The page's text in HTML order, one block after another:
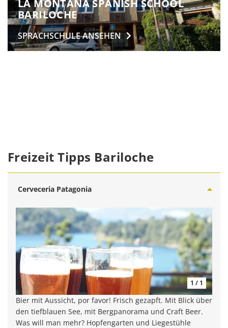
LA MONTAÑA SPANISH SCHOOL
BARILOCHE
SPRACHSCHULEANSEHEN
Freizeit Tipps Bariloche
Cerveceria Patagonia
1 / 1
Bier mit Aussicht, por favor! Frisch gezapft. Mit Blick über
den tiefblauen See, mit Bergpanorama und Craft Beer.
Was will man mehr? Hopfengarten und Liegestühle